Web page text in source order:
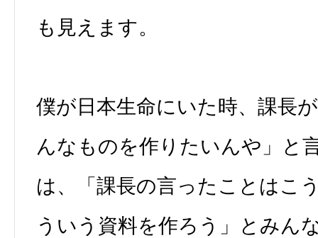
も見えます。
僕が日本生命にいた時、課長
んなものを作りたいんや」と
は、「課長の言ったことはこ
ういう資料を作ろう」とみん